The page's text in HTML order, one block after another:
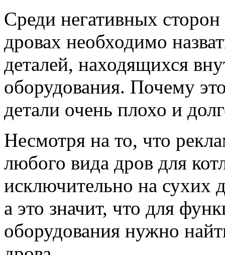
Среди негативных
дровах необходимо
деталей, находящихся
оборудования. Почему
детали очень плохо и
Несмотря на то, что
любого вида дров для
исключительно на сухих
а это значит, что для
оборудования нужно